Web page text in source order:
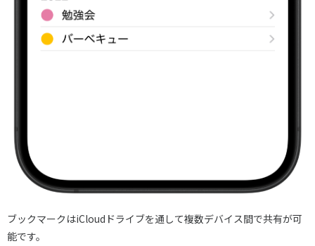
ブックマークはiCloudドライブを通して複数デバイス間で共有が可
能です。